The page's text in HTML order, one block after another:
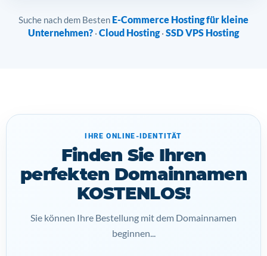
Suche nach dem Besten E-Commerce Hosting für kleine
Unternehmen? · Cloud Hosting· SSD VPS Hosting
IHRE ONLINE-IDENTITÄT
Finden Sie Ihren
perfekten Domainnamen
KOSTENLOS!
Sie können Ihre Bestellung mit dem Domainnamen
beginnen...